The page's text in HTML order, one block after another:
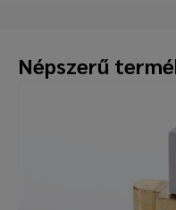
Népszerű